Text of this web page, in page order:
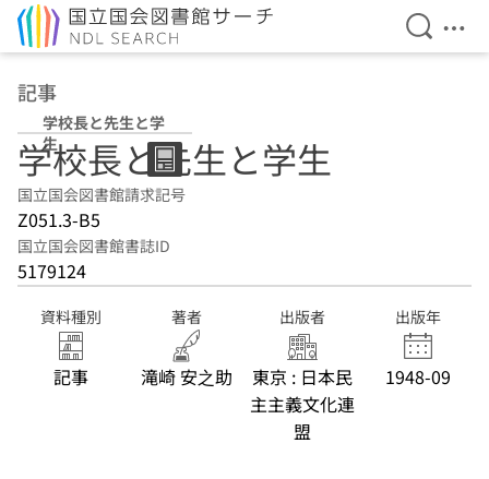
検索を
メ
記事
学校長と先生と学
生
学校長と先生と学生
国立国会図書館請求記号
Z051.3-B5
国立国会図書館書誌ID
5179124
資料種別
記事
著者
滝崎 安之助
出版者
東京 : 日本民
主主義文化連
盟
出版年
1948-09